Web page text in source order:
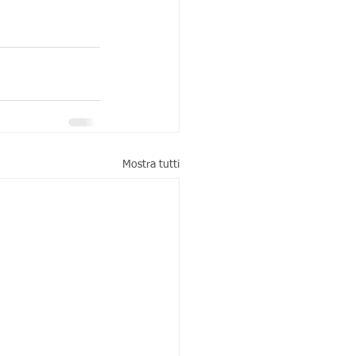
Mostra tutti